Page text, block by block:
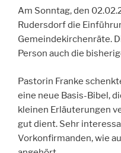
Am Sonntag, den
Rudersdorf die
Gemeindekirchenräte.
Person auch die
Pastorin Franke
eine neue Basis-Bibel,
kleinen Erläuterungen
gut dient. Sehr
Vorkonfirmanden, wie